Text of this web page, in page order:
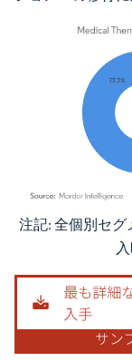
画像 © Mordor
注記: 全個別セ